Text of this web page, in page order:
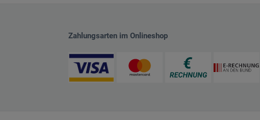
Zahlungsarten im Onlineshop